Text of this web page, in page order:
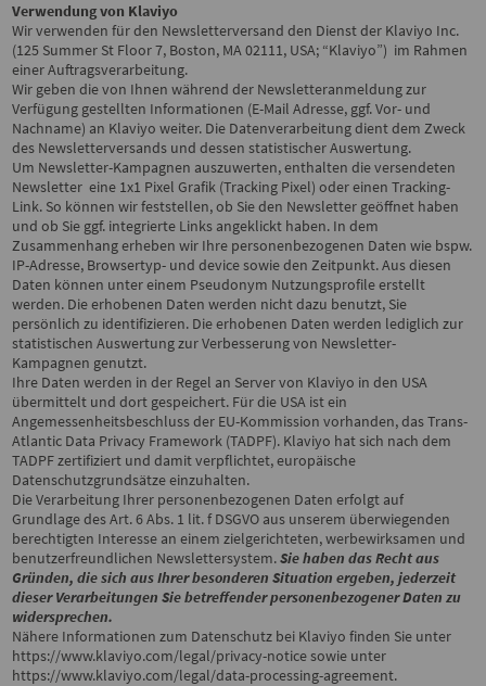
Verwendung von Klaviyo
Wir verwenden für den Newsletterversand den Dienst der Klaviyo Inc.
(125 Summer St Floor 7, Boston, MA 02111, USA; “Klaviyo”) im Rahmen
einer Auftragsverarbeitung.
Wir geben die von Ihnen während der Newsletteranmeldung zur
Verfügung gestellten Informationen (E-Mail Adresse, ggf. Vor- und
Nachname) an Klaviyo weiter. Die Datenverarbeitung dient dem Zweck
des Newsletterversands und dessen statistischer Auswertung.
Um Newsletter-Kampagnen auszuwerten, enthalten die versendeten
Newsletter eine 1x1 Pixel Grafik (Tracking Pixel) oder einen Tracking-
Link. So können wir feststellen, ob Sie den Newsletter geöffnet haben
und ob Sie ggf. integrierte Links angeklickt haben. In dem
Zusammenhang erheben wir Ihre personenbezogenen Daten wie bspw.
IP-Adresse, Browsertyp- und device sowie den Zeitpunkt. Aus diesen
Daten können unter einem Pseudonym Nutzungsprofile erstellt
werden. Die erhobenen Daten werden nicht dazu benutzt, Sie
persönlich zu identifizieren. Die erhobenen Daten werden lediglich zur
statistischen Auswertung zur Verbesserung von Newsletter-
Kampagnen genutzt.
Ihre Daten werden in der Regel an Server von Klaviyo in den USA
übermittelt und dort gespeichert. Für die USA ist ein
Angemessenheitsbeschluss der EU-Kommission vorhanden, das Trans-
Atlantic Data Privacy Framework (TADPF). Klaviyo hat sich nach dem
TADPF zertifiziert und damit verpflichtet, europäische
Datenschutzgrundsätze einzuhalten.
Die Verarbeitung Ihrer personenbezogenen Daten erfolgt auf
Grundlage des Art. 6 Abs. 1 lit. f DSGVO aus unserem überwiegenden
berechtigten Interesse an einem zielgerichteten, werbewirksamen und
benutzerfreundlichen Newslettersystem.Sie haben das Recht aus
Gründen, die sich aus Ihrer besonderen Situation ergeben, jederzeit
dieser Verarbeitungen Sie betreffender personenbezogener Daten zu
widersprechen.
Nähere Informationen zum Datenschutz bei Klaviyo finden Sie unter
https://www.klaviyo.com/legal/privacy-noticesowie unter
https://www.klaviyo.com/legal/data-processing-agreement.